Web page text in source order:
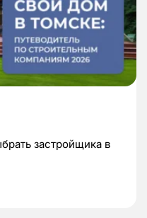
застройщика в